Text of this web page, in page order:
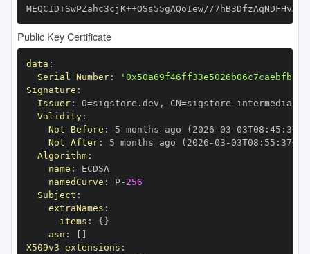
MEQCIDTSwPZahc3cjK++OSs55gAQoIew//
Public Key Certificate
data :
Serial Number:
Signature :
Issuer: O=sigstore.dev , CN=sigstore -
Validity:
Not Before : 5 months ago (2026 -03 -03T08 : 45 :
Not After: 5 months ago (2026 -03 -03T08 : 55 : 37+00
Algorithm:
name :
namedCurve : P- 256
Subject :
extraNames :
items : { }
asn :
X509v3 extensions :